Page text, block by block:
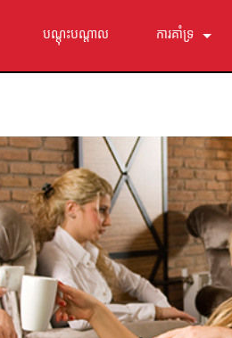
បណ្ដុះបណ្ដាល ការគាំទ្រ
កម្មវិធី
ការទាញយក
ការធានា
ការចុះឈ្មោះផ
សេវាកម្ម